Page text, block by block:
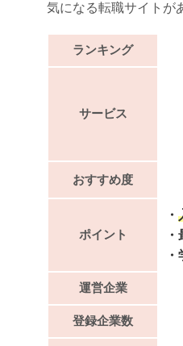
気になる転職サイトが
ランキング
サービス
おすすめ度
ポイント
・
運営企業
登録企業数